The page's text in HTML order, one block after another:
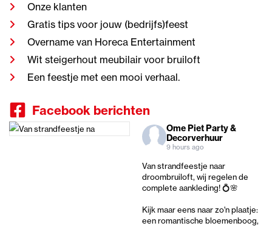
Onze klanten
Gratis tips voor jouw (bedrijfs)feest
Overname van Horeca Entertainment
Wit steigerhout meubilair voor bruiloft
Een feestje met een mooi verhaal.
Facebook berichten
Ome Piet Party &
Decorverhuur
9 hours ago
Van strandfeestje naar
droombruiloft, wij regelen de
complete aankleding! 💍🌸
Kijk maar eens naar zo'n plaatje:
een romantische bloemenboog,